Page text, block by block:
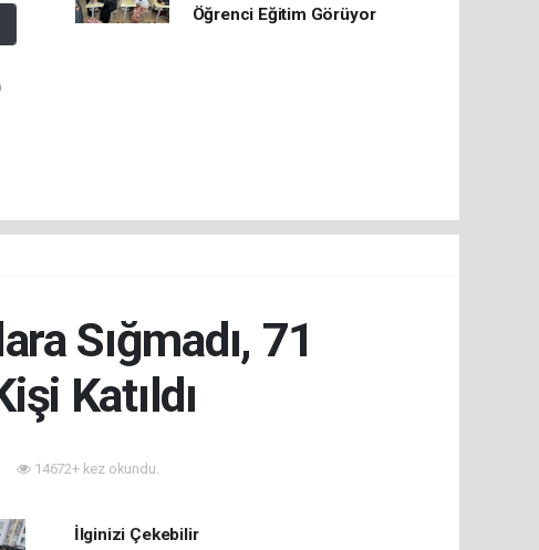
Öğrenci Eğitim Görüyor
Sığmadı, 71
Katıldı
14672+ kez okundu.
İlginizi Çekebilir